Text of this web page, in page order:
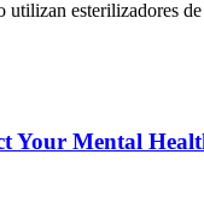
utilizan esterilizadores
Your Mental